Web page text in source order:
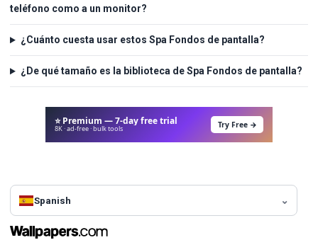
teléfono como a un monitor?
¿Cuánto cuesta usar estos Spa Fondos de pantalla?
¿De qué tamaño es la biblioteca de Spa Fondos de pantalla?
⭐ Premium — 7-day free trial
8K · ad-free · bulk tools Try Free →
Spanish